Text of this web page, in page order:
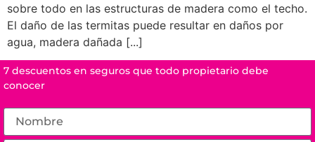
sobre todo en las estructuras de madera como el techo.
El daño de las termitas puede resultar en daños por
agua, madera dañada [...]
7 descuentos en seguros que todo propietario debe
conocer